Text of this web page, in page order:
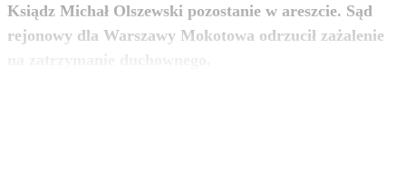
Ksiądz Michał Olszewski pozostanie w areszcie. Sąd
rejonowy dla Warszawy Mokotowa odrzucił zażalenie
zobacz więcej